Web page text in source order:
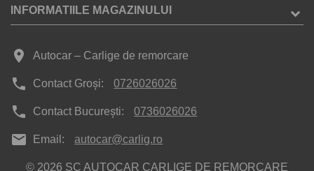
INFORMATIILE MAGAZINULUI
place Autocar – Carlige de remorcare
phone Contact Groși: 0726026026
phone Contact București: 0736026026
mail Email: autocar@carlig.ro
© 2026 SC AUTOCAR CARLIGE DE REMORCARE